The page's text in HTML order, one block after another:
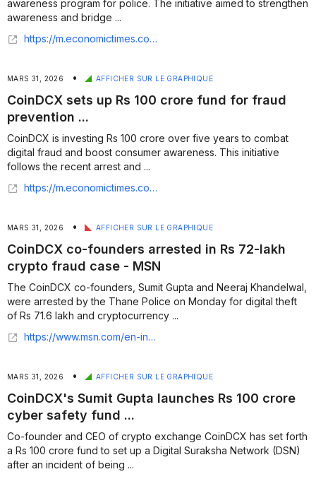
awareness program for police. The initiative aimed to strengthen
awareness and bridge ...
https://m.economictimes.com/tech/tech-bytes/coindcx-strengthens-partnership-with-law-enforcement-conducts-crypto-investigation-training-for-mira-bhayander-vasai-virar-police/articleshow/132860402.cms
MARS 31, 2026 • AFFICHER SUR LE GRAPHIQUE
CoinDCX sets up Rs 100 crore fund for fraud
prevention ...
CoinDCX is investing Rs 100 crore over five years to combat
digital fraud and boost consumer awareness. This initiative
follows the recent arrest and ...
https://m.economictimes.com/tech/technology/coindcx-sets-up-rs-100-crore-fund-for-fraud-prevention-consumer-awareness/amp_articleshow/129898949.cms
MARS 31, 2026 • AFFICHER SUR LE GRAPHIQUE
CoinDCX co-founders arrested in Rs 72-lakh
crypto fraud case - MSN
The CoinDCX co-founders, Sumit Gupta and Neeraj Khandelwal,
were arrested by the Thane Police on Monday for digital theft
of Rs 71.6 lakh and cryptocurrency ...
https://www.msn.com/en-in/money/news/coindcx-co-founders-arrested-in-rs-72-lakh-crypto-fraud-case-company-calls-fir-false/ar-AA1Ze4xE?apiversion=v2&domshim=1&noservercache=1&noservertelemetry=1&batchservertelemetry=1&renderwebcomponents=1&wcseo=1
MARS 31, 2026 • AFFICHER SUR LE GRAPHIQUE
CoinDCX's Sumit Gupta launches Rs 100 crore
cyber safety fund ...
Co-founder and CEO of crypto exchange CoinDCX has set forth
a Rs 100 crore fund to set up a Digital Suraksha Network (DSN)
after an incident of being ...